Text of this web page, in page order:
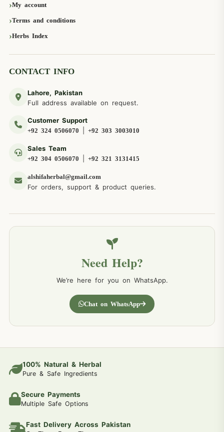
My account
Terms and conditions
Herbs Index
CONTACT INFO
Lahore, Pakistan
Full address available on request.
Customer Support
+92 324 0506070 +92 303 3003010
Sales Team
+92 304 0506070 +92 321 3131415
alshifaherbal@gmail.com
For orders, support & product queries.
Need Help?
We’re here for you on WhatsApp.
Chat on WhatsApp
100% Natural & Herbal
Pure & Safe Ingredients
Secure Payments
Multiple Safe Options
Fast Delivery Across Pakistan